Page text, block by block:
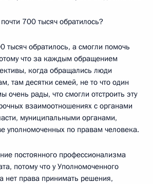
700 тысяч обратилось?
тысяч обратилось, а смогли помочь
что за каждым обращением
когда обращались люди
там десятки семей, не то что один
очень рады, что смогли отстроить эту
взаимоотношениях с органами
муниципальными органами,
уполномоченных по правам человека.
постоянного профессионализма
потому что у Уполномоченного
нет права принимать решения,